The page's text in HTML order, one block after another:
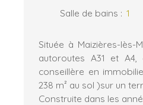
Salle de bains : 1
Située à Maizières-
autoroutes A31 et
conseillère en
238 m² au sol )sur un
Construite dans les